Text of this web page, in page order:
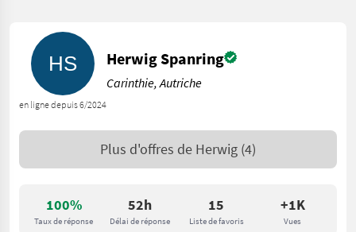
100%
Taux de réponse
52h
Délai de réponse
15
Liste de favoris
+1K
Vues
en ligne depuis 6/2024
Herwig Spanring
Carinthie, Autriche
Plus d'offres de Herwig (4)